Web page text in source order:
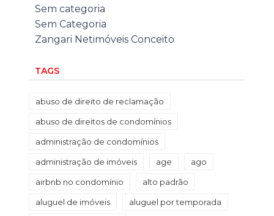
Sem categoria
Sem Categoria
Zangari Netimóveis Conceito
TAGS
abuso de direito de reclamação
abuso de direitos de condomínios
administração de condomínios
administração de imóveis age ago
airbnb no condomínio alto padrão
aluguel de imóveis aluguel por temporada